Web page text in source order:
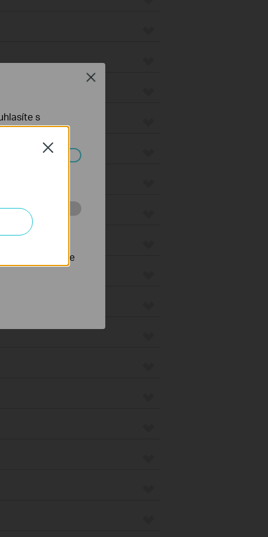
Close
s
za
nastavit, aby se
Close